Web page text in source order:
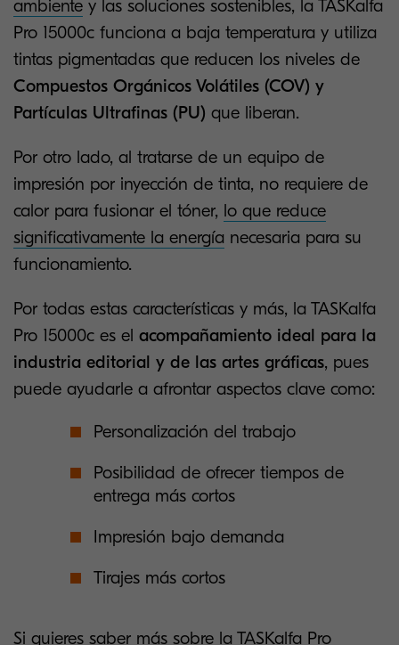
ambiente y las soluciones sostenibles, la TASKalfa
Pro 15000c funciona a baja temperatura y utiliza
tintas pigmentadas que reducen los niveles de
Compuestos Orgánicos Volátiles (COV) y
Partículas Ultrafinas (PU) que liberan.
Por otro lado, al tratarse de un equipo de
impresión por inyección de tinta, no requiere de
calor para fusionar el tóner, lo que reduce
significativamente la energía necesaria para su
funcionamiento.
Por todas estas características y más, la TASKalfa
Pro 15000c es el acompañamiento ideal para la
industria editorial y de las artes gráficas, pues
puede ayudarle a afrontar aspectos clave como:
Personalización del trabajo
Posibilidad de ofrecer tiempos de
entrega más cortos
Impresión bajo demanda
Tirajes más cortos
Si quieres saber más sobre la TASKalfa Pro